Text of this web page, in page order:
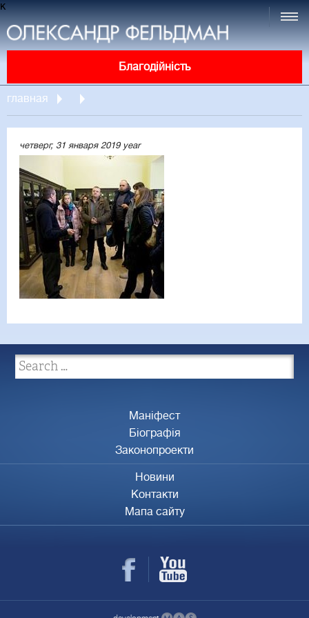
к
Благодійність
главная
четверг, 31 января 2019 year
Маніфест
Біографія
Законопроекти
Новини
Контакти
Мапа сайту